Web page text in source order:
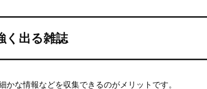
く出る雑誌
かな情報などを収集できるのがメリットです。